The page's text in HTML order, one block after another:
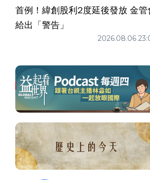
首例！緯創股利2度延後發放 金管
給出「警告」
2026.08.06